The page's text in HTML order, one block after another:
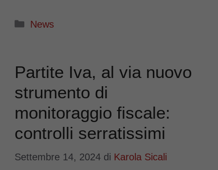
Categorie
News
Partite Iva, al via nuovo
strumento di
monitoraggio fiscale:
controlli serratissimi
Settembre 14, 2024 di Karola Sicali